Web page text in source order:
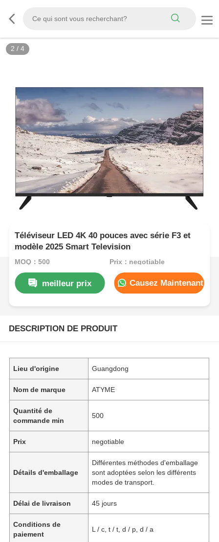
2 / 4
Téléviseur LED 4K 40 pouces avec série F3 et
modèle 2025 Smart Television
MOQ：500 Prix：negotiable
meilleur prix Causez Maintenant
DESCRIPTION DE PRODUIT
Lieu d'origine Guangdong
Nom de marque ATYME
Quantité de
commande min
500
Prix negotiable
Détails d'emballage
Différentes méthodes d'emballage
sont adoptées selon les différents
modes de transport.
Délai de livraison 45 jours
Conditions de
paiement
L / c, t / t, d / p, d / a